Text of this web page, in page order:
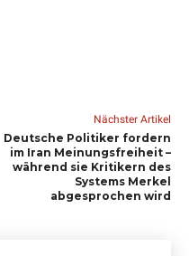
Nächster Artikel
Deutsche Politiker fordern
im Iran Meinungsfreiheit –
während sie Kritikern des
Systems Merkel
abgesprochen wird